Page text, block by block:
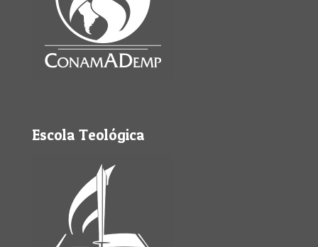
Escola Teológica